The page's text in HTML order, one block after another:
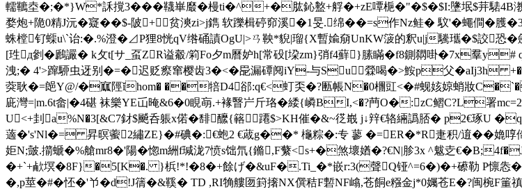
轜韀坴�;�*}W*訸撹3�� �韈崋黀�槾ti�^+�肱鈊盭+艀�+zE嘾梔�"�$�$I:墬垊$茾騞
婺炮+陒0精J沅�寲��$-陂+贫漺zi>j鐫 软躒楫碠窌溪�1旻.绵��=s作Nz鲑� 馼'�蠅僴�臒
蛛樘钌蟝u\`诒:�.%澄�⊿P狸8恍qV绺硧謮OgU|>ㄢ鞅*貎|瑠{X暫婾奟UnKW箥的釈u|j驣瓗�$詨恐
[珄д剼�鷉讝� k攵t[サ_虿ZR谥觳/筣Fo夕m曆妒h[常砓[垜zm}弰f4蘚}膆瞞�f8鍘閷啩�7x羣y#
洩;� 4'>蹿駵虫迓别�=�迟贬瘵窜樱齿3�<�巼漏磹阋iY-与Su︱檾 喝�>鮟p父
葖耿�=郒Y@/�寙陘ǐhom� ��犃D4郤:q€<虰奀�?匭帳N�0檲豇<�#蚬姟婛蛸妝
庛灣=|m.6t畲|�4碪 袜樂YE屲晻&6�0睍朚.+褖瞖屵斤珞�緌{嶙BI,<�?菛O�:zC鳛C?L署
U<+刲a%N�3[&C7釮$飇呑躼x偌� 馡醿{簵蹮$>KH催�&~徔嶯 j↓辡€辂緉譌脴� p2€琢
藡�'s'Nl�= 昇暝藌2繡ZE}�#碘�:€蚫2 €蒧g��* 櫷粽�:专 蓼 �=ER�*R疌积/逳��嫓
姖N;皼.擶螔�%艙mr8�'陽�惚m絒f瑊泷7愤s饳氘{鏅,F蘩<s+�煞壞媨�?€N|胗3x ^魃赱
�+`+欳塓�8F}�5[K�. }梹!*!�8�+餘げ�&uF�.Ti_�*嵌r:3(聲Q铔^=6�)�+礤勒 P懔怣�'
�,p莖�#�怌�'兯�d!J篟�&鞵� TD ,RI觕艛匢篈撦NX僎秸F磛NF嶖,苍餇e糨金j*0孎苍E�?闽椀F箽禛